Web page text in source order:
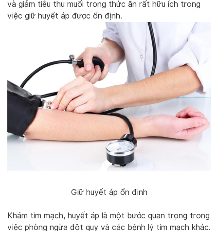
và giảm tiêu thụ muối trong thức ăn rất hữu ích trong
việc giữ huyết áp được ổn định.
Giữ huyết áp ổn định
Khám tim mạch, huyết áp là một bước quan trọng trong
việc phòng ngừa đột quỵ và các bệnh lý tim mạch khác.